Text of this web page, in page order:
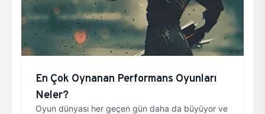
En Çok Oynanan Performans Oyunları
Neler?
Oyun dünyası her geçen gün daha da büyüyor ve